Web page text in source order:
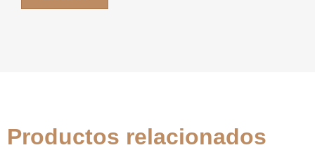
Productos relacionados